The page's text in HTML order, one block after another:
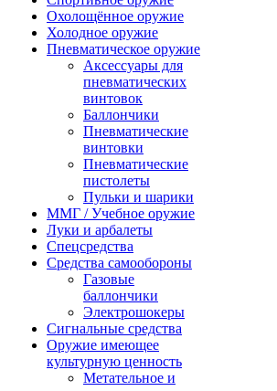
Охолощённое оружие
Холодное оружие
Пневматическое оружие
Аксессуары для
пневматических
винтовок
Баллончики
Пневматические
винтовки
Пневматические
пистолеты
Пульки и шарики
ММГ / Учебное оружие
Луки и арбалеты
Спецсредства
Средства самообороны
Газовые
баллончики
Электрошокеры
Сигнальные средства
Оружие имеющее
культурную ценность
Метательное и